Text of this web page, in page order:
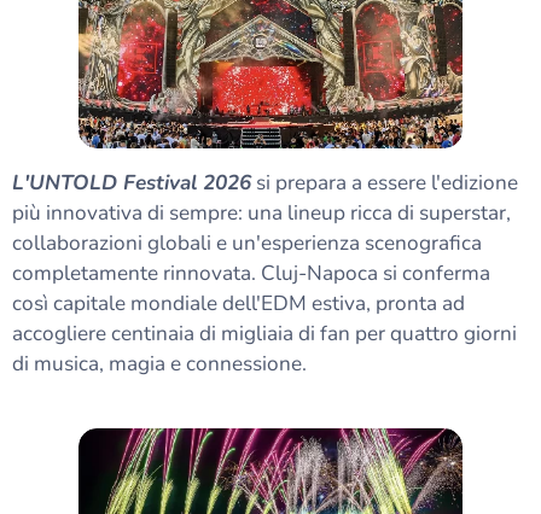
L'UNTOLD Festival 2026si prepara a essere l'edizione
più innovativa di sempre: una lineup ricca di superstar,
collaborazioni globali e un'esperienza scenografica
completamente rinnovata. Cluj-Napoca si conferma
così capitale mondiale dell'EDM estiva, pronta ad
accogliere centinaia di migliaia di fan per quattro giorni
di musica, magia e connessione.